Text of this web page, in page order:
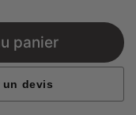
panier
un devis